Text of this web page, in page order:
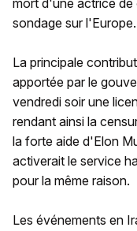
mort d'une actrice de
sondage sur l'Europe.
La principale
apportée par le
vendredi soir une
rendant ainsi la
la forte aide d'Elon
activerait le service
pour la même raison.
Les événements en